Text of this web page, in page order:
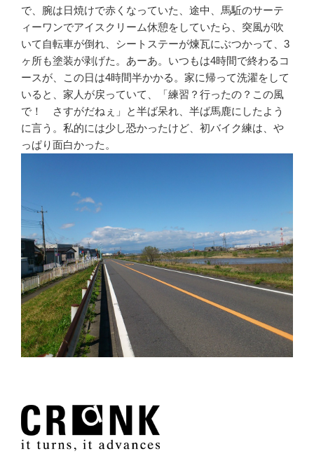
で、腕は日焼けで赤くなっていた、途中、馬駈のサーテ
ィーワンでアイスクリーム休憩をしていたら、突風が吹
いて自転車が倒れ、シートステーが煉瓦にぶつかって、3
ヶ所も塗装が剥げた。あーあ。いつもは4時間で終わるコ
ースが、この日は4時間半かかる。家に帰って洗濯をして
いると、家人が戻っていて、「練習？行ったの？この風
で！ さすがだねぇ」と半ば呆れ、半ば馬鹿にしたよう
に言う。私的には少し恐かったけど、初バイク練は、や
っぱり面白かった。